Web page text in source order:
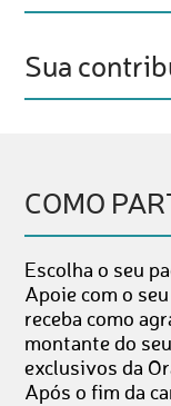
Sua
COMO
Escolha o seu
Apoie com o
receba como
montante do
exclusivos da
Após o fim da